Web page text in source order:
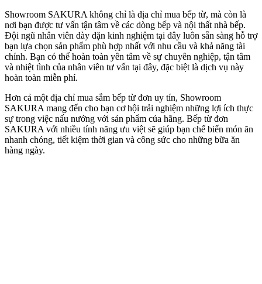
Showroom SAKURA không chỉ là địa chỉ mua bếp từ, mà còn là
nơi bạn được tư vấn tận tâm về các dòng bếp và nội thất nhà bếp.
Đội ngũ nhân viên dày dặn kinh nghiệm tại đây luôn sẵn sàng hỗ trợ
bạn lựa chọn sản phẩm phù hợp nhất với nhu cầu và khả năng tài
chính. Bạn có thể hoàn toàn yên tâm về sự chuyên nghiệp, tận tâm
và nhiệt tình của nhân viên tư vấn tại đây, đặc biệt là dịch vụ này
hoàn toàn miễn phí.
Hơn cả một địa chỉ mua sắm bếp từ đơn uy tín, Showroom
SAKURA mang đến cho bạn cơ hội trải nghiệm những lợi ích thực
sự trong việc nấu nướng với sản phẩm của hãng. Bếp từ đơn
SAKURA với nhiều tính năng ưu việt sẽ giúp bạn chế biến món ăn
nhanh chóng, tiết kiệm thời gian và công sức cho những bữa ăn
hàng ngày.